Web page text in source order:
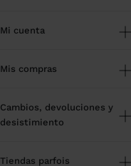
Mi cuenta
Registro e inicio de sesión
Newsletter
Mis favoritos
Mis compras
Comprar online
Cambios, devoluciones y
desistimiento
Cómo devolver / desistir
Tiendas parfois